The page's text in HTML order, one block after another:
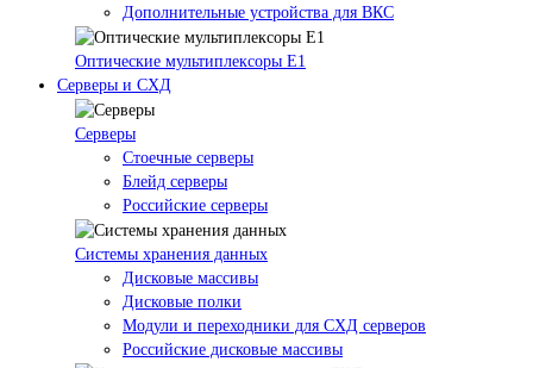
Дополнительные устройства для ВКС
Оптические мультиплексоры Е1
Серверы и СХД
Серверы
Стоечные серверы
Блейд серверы
Российские серверы
Системы хранения данных
Дисковые массивы
Дисковые полки
Модули и переходники для СХД серверов
Российские дисковые массивы